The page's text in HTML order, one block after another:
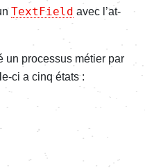
TextField avec l’at­
un proces­sus métier par
ci a cinq états :